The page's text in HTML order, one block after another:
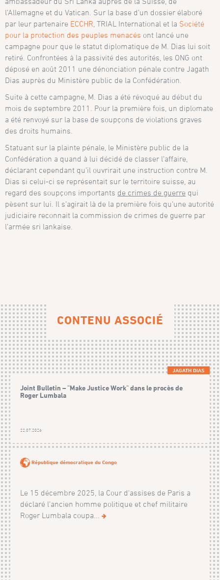
l’Allemagne et du Vatican. Sur la base d’un dossier élaboré
par leur partenaire ECCHR , TRIAL International et la Société
pour la protection des peuples menacés ont lancé une
campagne pour que le statut diplomatique de M. Dias lui soit
retiré. Confrontées à la passivité des autorités, les ONG ont
déposé en août 2011 une dénonciation pénale contre Jagath
Dias auprès du Ministère public de la Confédération.
Suite à cette campagne, M. Dias a été révoqué au début du
mois de septembre 2011. Pour la première fois, un diplomate
a été renvoyé sur la base de soupçons de violations graves
des droits humains.
Statuant sur la plainte pénale, le Ministère public de la
Confédération a quand à lui décidé de classer l’affaire,
déclarant cependant qu’il ouvrirait une instruction contre M.
Dias si celui-ci se représentait sur le territoire suisse, au
regard des soupçons importants de crimes de guerre qui
pèsent sur lui. Il s’agirait là de la première fois qu’une autorité
judiciaire reconnait la commission de crimes de guerre par
l’armée sri lankaise.
CONTENU ASSOCIÉ
JAGATH DIAS
Joint Bulletin – "Make Justice Work" dans le procès de
Roger Lumbala
22.07.2026
République démocratique du Congo
Le 15 décembre 2025, la Cour d'assises de Paris a
déclaré l'ancien homme politique et chef militaire
Roger Lumbala coupa...